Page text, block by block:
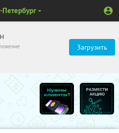
Загрузить
Петербург